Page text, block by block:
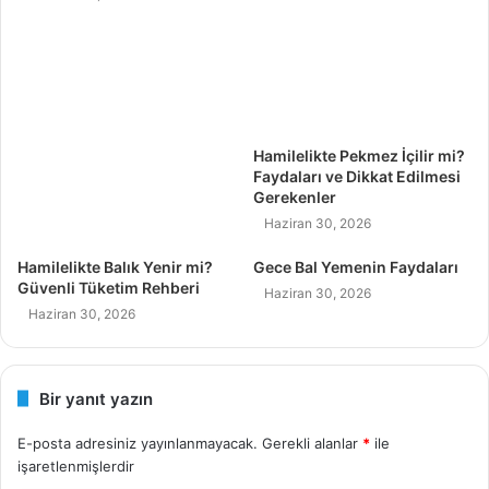
Hamilelikte Pekmez İçilir mi?
Faydaları ve Dikkat Edilmesi
Gerekenler
Haziran 30, 2026
Hamilelikte Balık Yenir mi?
Güvenli Tüketim Rehberi
Haziran 30, 2026
Gece Bal Yemenin Faydaları
Haziran 30, 2026
Bir yanıt yazın
E-posta adresiniz yayınlanmayacak. Gerekli alanlar * ile
işaretlenmişlerdir